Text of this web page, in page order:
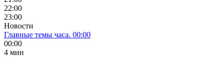
22:00
23:00
Новости
Главные темы часа. 00:00
00:00
4 мин